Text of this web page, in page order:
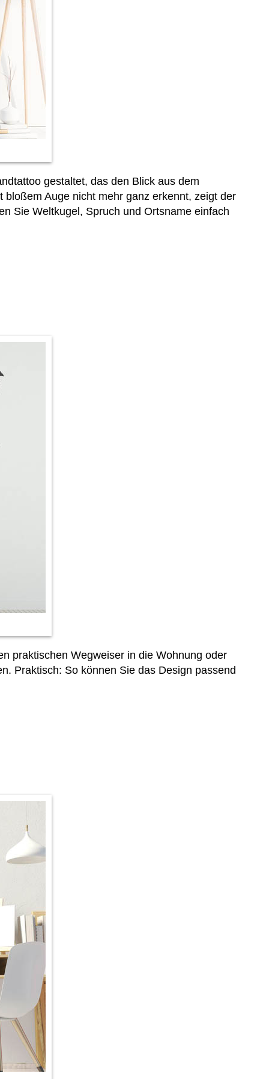
gestaltet, das den Blick aus dem
Auge nicht mehr ganz erkennt, zeigt der
Sie Weltkugel, Spruch und Ortsname einfach
praktischen Wegweiser in die Wohnung oder
Praktisch: So können Sie das Design passend